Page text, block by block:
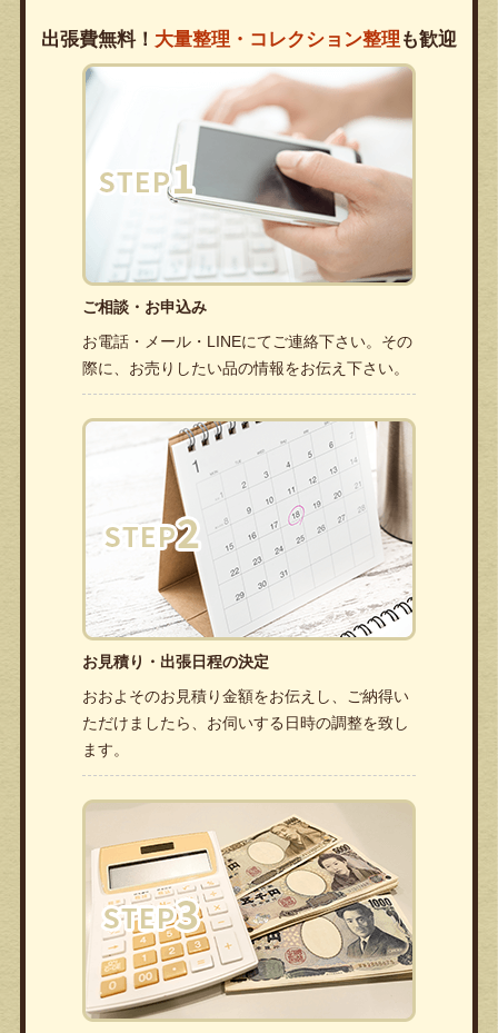
出張費無料！ 大量整理・コレクション整理 も歓迎
ご相談・お申込み
お電話・メール・LINEにてご連絡下さい。その
際に、お売りしたい品の情報をお伝え下さい。
お見積り・出張日程の決定
おおよそのお見積り金額をお伝えし、ご納得い
ただけましたら、お伺いする日時の調整を致し
ます。